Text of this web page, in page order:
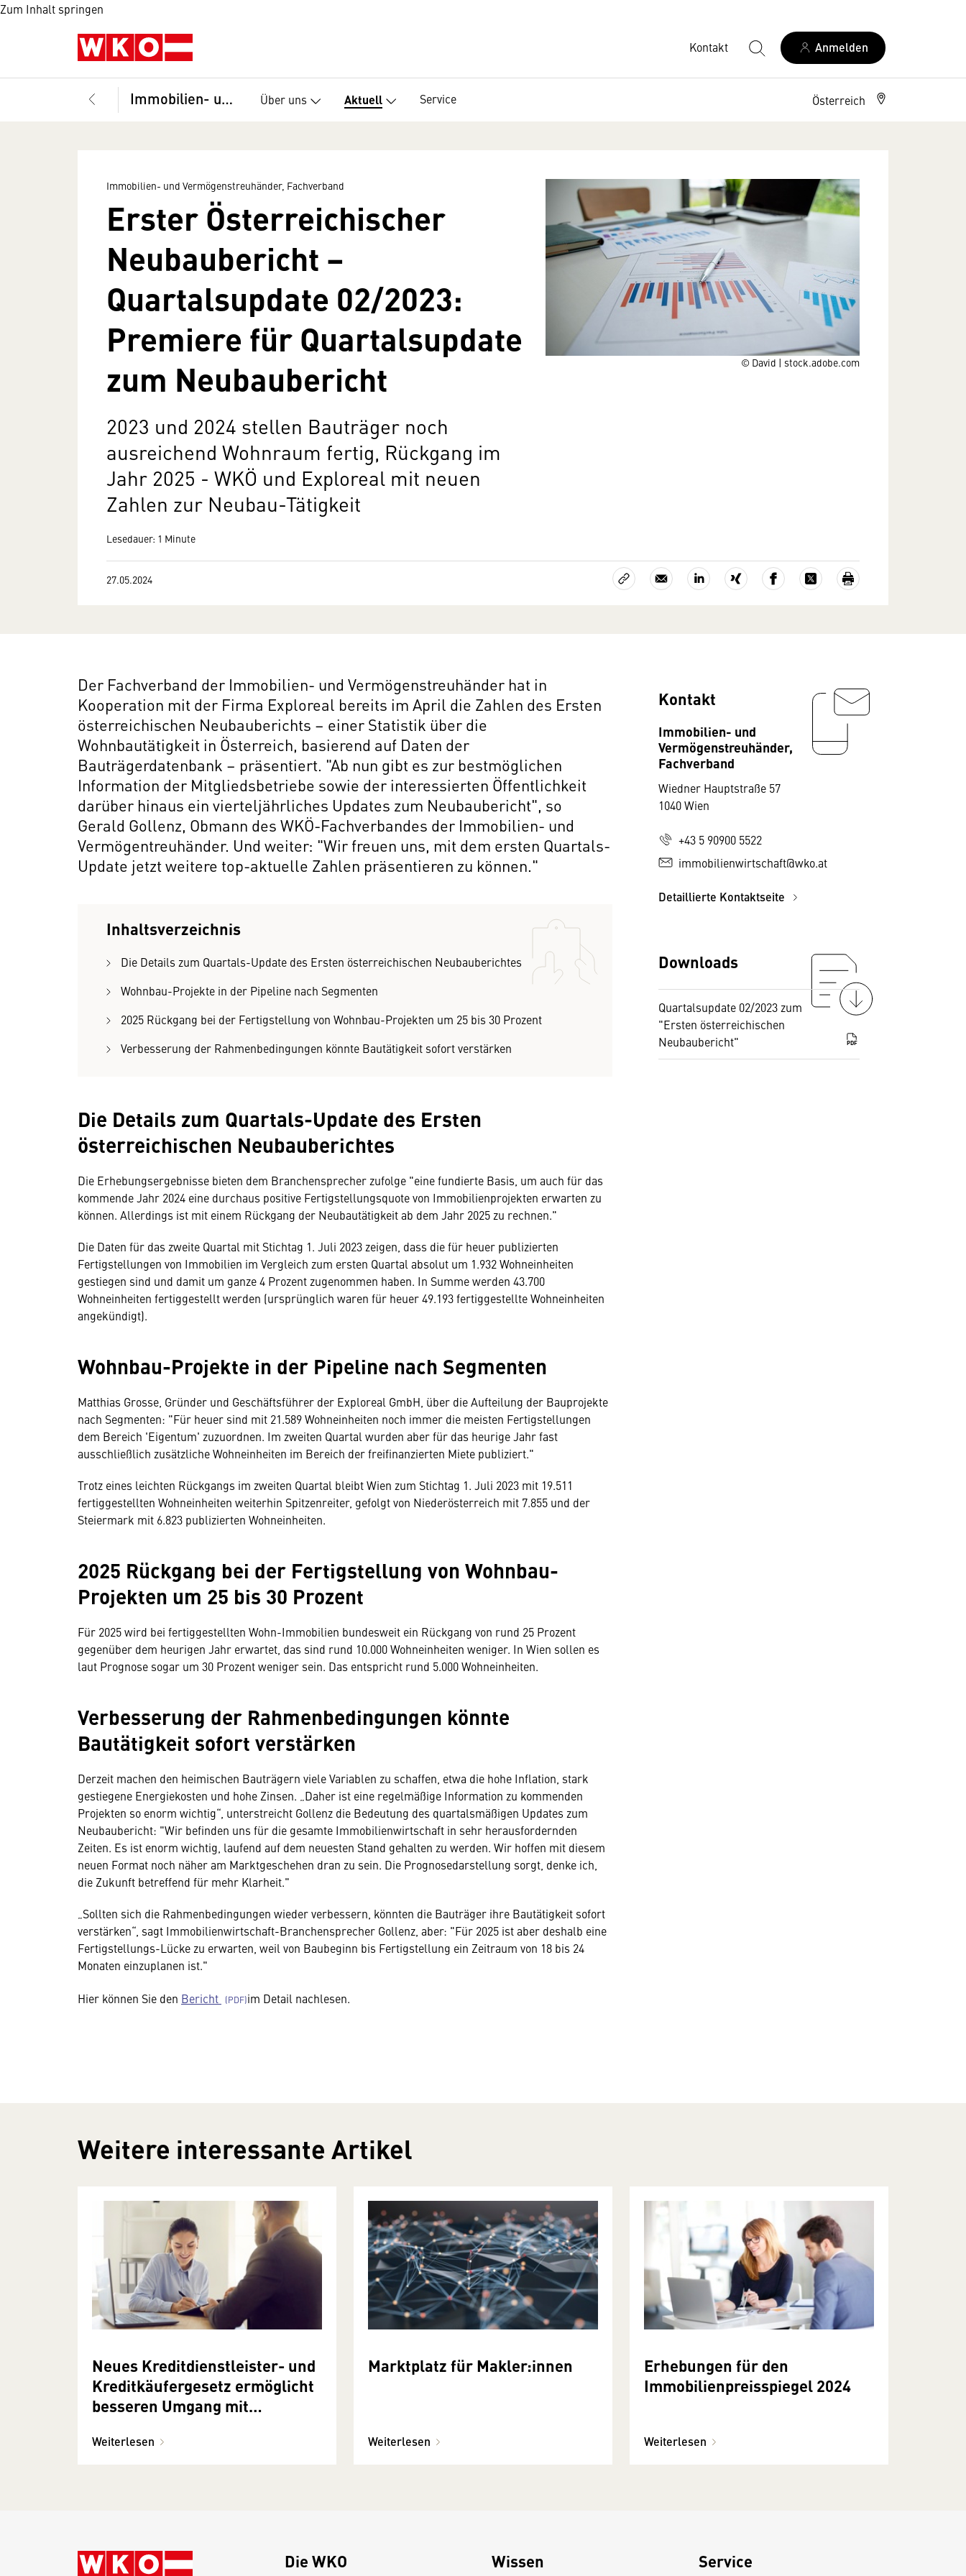
Zum Inhalt springen
Kontakt Anmelden
Immobilien- und Vermögenstreuhänder, Fachverband Über uns Aktuell Service Österreich
© David | stock.adobe.com
Immobilien- und Vermögenstreuhänder, Fachverband
Erster Österreichischer
Neubaubericht –
Quartalsupdate 02/2023:
Premiere für Quartalsupdate
zum Neubaubericht
2023 und 2024 stellen Bauträger noch
ausreichend Wohnraum fertig, Rückgang im
Jahr 2025 - WKÖ und Exploreal mit neuen
Zahlen zur Neubau-Tätigkeit
Lesedauer: 1 Minute
27.05.2024
Der Fachverband der Immobilien- und Vermögenstreuhänder hat in
Kooperation mit der Firma Exploreal bereits im April die Zahlen des Ersten
österreichischen Neubauberichts – einer Statistik über die
Wohnbautätigkeit in Österreich, basierend auf Daten der
Bauträgerdatenbank – präsentiert. "Ab nun gibt es zur bestmöglichen
Information der Mitgliedsbetriebe sowie der interessierten Öffentlichkeit
darüber hinaus ein vierteljährliches Updates zum Neubaubericht", so
Gerald Gollenz, Obmann des WKÖ-Fachverbandes der Immobilien- und
Vermögentreuhänder. Und weiter: "Wir freuen uns, mit dem ersten Quartals-
Update jetzt weitere top-aktuelle Zahlen präsentieren zu können."
Inhaltsverzeichnis
Die Details zum Quartals-Update des Ersten österreichischen Neubauberichtes
Wohnbau-Projekte in der Pipeline nach Segmenten
2025 Rückgang bei der Fertigstellung von Wohnbau-Projekten um 25 bis 30 Prozent
Verbesserung der Rahmenbedingungen könnte Bautätigkeit sofort verstärken
Die Details zum Quartals-Update des Ersten
österreichischen Neubauberichtes
Die Erhebungsergebnisse bieten dem Branchensprecher zufolge "eine fundierte Basis, um auch für das
kommende Jahr 2024 eine durchaus positive Fertigstellungsquote von Immobilienprojekten erwarten zu
können. Allerdings ist mit einem Rückgang der Neubautätigkeit ab dem Jahr 2025 zu rechnen."
Die Daten für das zweite Quartal mit Stichtag 1. Juli 2023 zeigen, dass die für heuer publizierten
Fertigstellungen von Immobilien im Vergleich zum ersten Quartal absolut um 1.932 Wohneinheiten
gestiegen sind und damit um ganze 4 Prozent zugenommen haben. In Summe werden 43.700
Wohneinheiten fertiggestellt werden (ursprünglich waren für heuer 49.193 fertiggestellte Wohneinheiten
angekündigt).
Wohnbau-Projekte in der Pipeline nach Segmenten
Matthias Grosse, Gründer und Geschäftsführer der Exploreal GmbH, über die Aufteilung der Bauprojekte
nach Segmenten: "Für heuer sind mit 21.589 Wohneinheiten noch immer die meisten Fertigstellungen
dem Bereich 'Eigentum' zuzuordnen. Im zweiten Quartal wurden aber für das heurige Jahr fast
ausschließlich zusätzliche Wohneinheiten im Bereich der freifinanzierten Miete publiziert."
Trotz eines leichten Rückgangs im zweiten Quartal bleibt Wien zum Stichtag 1. Juli 2023 mit 19.511
fertiggestellten Wohneinheiten weiterhin Spitzenreiter, gefolgt von Niederösterreich mit 7.855 und der
Steiermark mit 6.823 publizierten Wohneinheiten.
2025 Rückgang bei der Fertigstellung von Wohnbau-
Projekten um 25 bis 30 Prozent
Für 2025 wird bei fertiggestellten Wohn-Immobilien bundesweit ein Rückgang von rund 25 Prozent
gegenüber dem heurigen Jahr erwartet, das sind rund 10.000 Wohneinheiten weniger. In Wien sollen es
laut Prognose sogar um 30 Prozent weniger sein. Das entspricht rund 5.000 Wohneinheiten.
Verbesserung der Rahmenbedingungen könnte
Bautätigkeit sofort verstärken
Derzeit machen den heimischen Bauträgern viele Variablen zu schaffen, etwa die hohe Inflation, stark
gestiegene Energiekosten und hohe Zinsen. „Daher ist eine regelmäßige Information zu kommenden
Projekten so enorm wichtig“, unterstreicht Gollenz die Bedeutung des quartalsmäßigen Updates zum
Neubaubericht: "Wir befinden uns für die gesamte Immobilienwirtschaft in sehr herausfordernden
Zeiten. Es ist enorm wichtig, laufend auf dem neuesten Stand gehalten zu werden. Wir hoffen mit diesem
neuen Format noch näher am Marktgeschehen dran zu sein. Die Prognosedarstellung sorgt, denke ich,
die Zukunft betreffend für mehr Klarheit."
„Sollten sich die Rahmenbedingungen wieder verbessern, könnten die Bauträger ihre Bautätigkeit sofort
verstärken“, sagt Immobilienwirtschaft-Branchensprecher Gollenz, aber: "Für 2025 ist aber deshalb eine
Fertigstellungs-Lücke zu erwarten, weil von Baubeginn bis Fertigstellung ein Zeitraum von 18 bis 24
Monaten einzuplanen ist."
Hier können Sie den Bericht im Detail nachlesen.
Kontakt
Immobilien- und
Vermögenstreuhänder,
Fachverband
Wiedner Hauptstraße 57
1040 Wien
+43 5 90900 5522
immobilienwirtschaft@wko.at
Detaillierte Kontaktseite
Downloads
Quartalsupdate 02/2023 zum
"Ersten österreichischen
Neubaubericht"
PDF
Weitere interessante Artikel
Neues Kreditdienstleister- und
Kreditkäufergesetz ermöglicht
besseren Umgang mit
Weiterlesen
Marktplatz für Makler:innen
Weiterlesen
Erhebungen für den
Immobilienpreisspiegel 2024
Weiterlesen
Die WKO Wissen Service